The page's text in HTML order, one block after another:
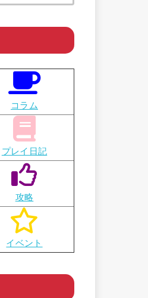
コラム
プレイ日記
攻略
イベント